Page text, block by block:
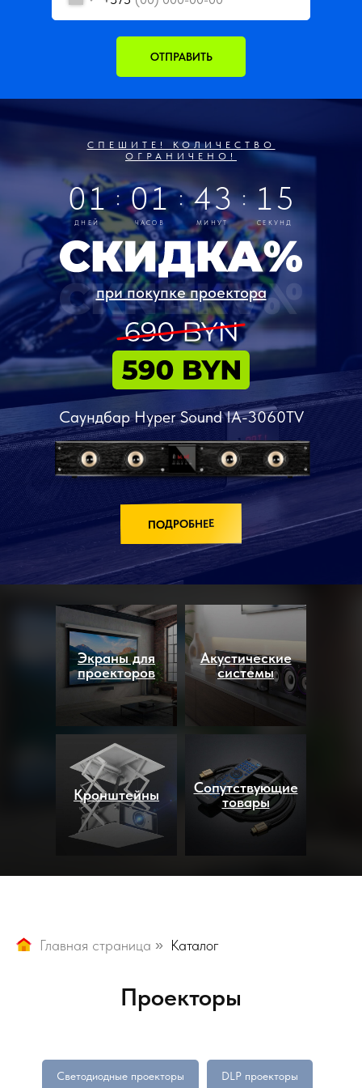
ОТПРАВИТЬ
ПОДРОБНЕЕ
Саундбар Hyper Sound IA-3060TV
01
ДНЕЙ
: 01
ЧАСОВ
: 43
МИНУТ
: 14
СЕКУНД
при покупке проектора
СПЕШИТЕ! КОЛИЧЕСТВО
ОГРАНИЧЕНО!
Сопутствующие
товары
Кронштейны
Акустические
системы
Экраны для
проекторов
Главная страница » Каталог
Проекторы
Светодиодные проекторы DLP проекторы